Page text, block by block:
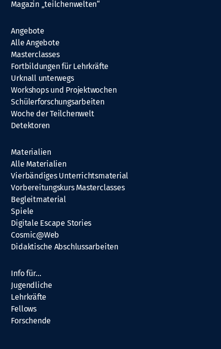
Magazin „teilchenwelten“
Angebote
Alle Angebote
Masterclasses
Fortbildungen für Lehrkräfte
Urknall unterwegs
Workshops und Projektwochen
Schülerforschungsarbeiten
Woche der Teilchenwelt
Detektoren
Materialien
Alle Materialien
Vierbändiges Unterrichtsmaterial
Vorbereitungskurs Masterclasses
Begleitmaterial
Spiele
Digitale Escape Stories
Cosmic@Web
Didaktische Abschlussarbeiten
Info für…
Jugendliche
Lehrkräfte
Fellows
Forschende